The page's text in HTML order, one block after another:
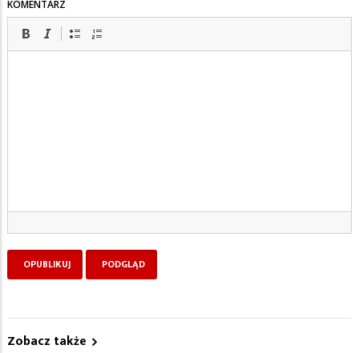
KOMENTARZ
Zobacz także